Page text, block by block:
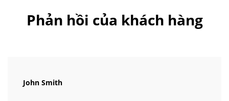
Phản hồi của khách hàng
John Smith